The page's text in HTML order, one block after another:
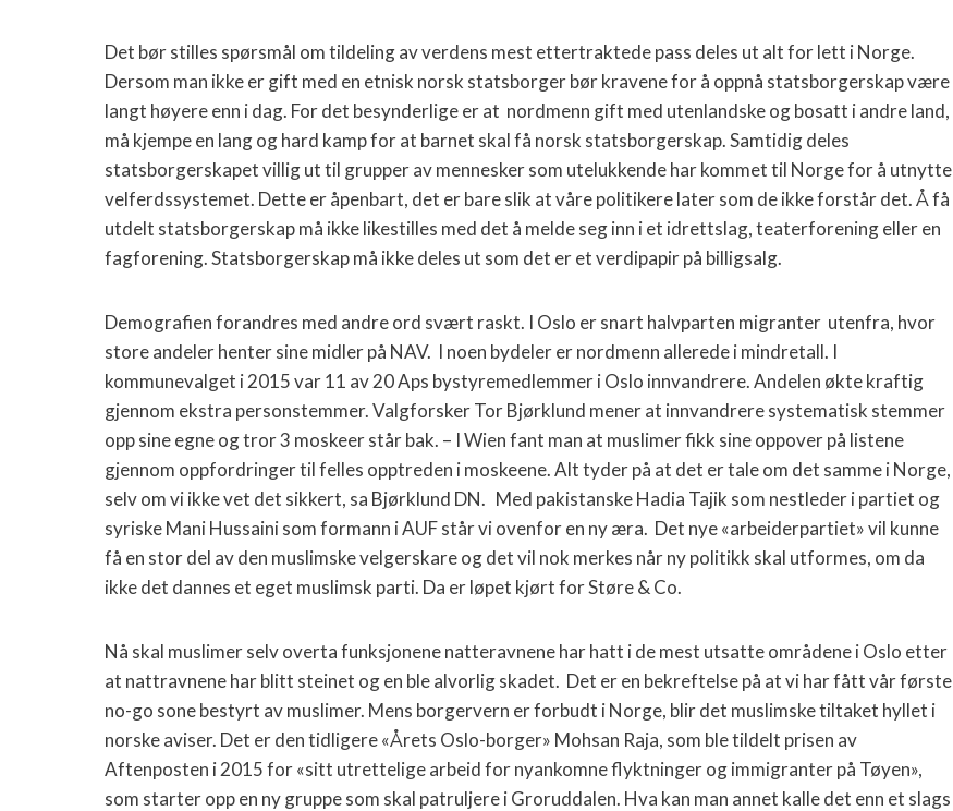
Det bør stilles spørsmål om tildeling av verdens mest ettertraktede pass deles ut alt for lett i Norge.
Dersom man ikke er gift med en etnisk norsk statsborger bør kravene for å oppnå statsborgerskap være
langt høyere enn i dag. For det besynderlige er at nordmenn gift med utenlandske og bosatt i andre land,
må kjempe en lang og hard kamp for at barnet skal få norsk statsborgerskap. Samtidig deles
statsborgerskapet villig ut til grupper av mennesker som utelukkende har kommet til Norge for å utnytte
velferdssystemet. Dette er åpenbart, det er bare slik at våre politikere later som de ikke forstår det. Å få
utdelt statsborgerskap må ikke likestilles med det å melde seg inn i et idrettslag, teaterforening eller en
fagforening. Statsborgerskap må ikke deles ut som det er et verdipapir på billigsalg.
Demografien forandres med andre ord svært raskt. I Oslo er snart halvparten migranter utenfra, hvor
store andeler henter sine midler på NAV. I noen bydeler er nordmenn allerede i mindretall. I
kommunevalget i 2015 var 11 av 20 Aps bystyremedlemmer i Oslo innvandrere. Andelen økte kraftig
gjennom ekstra personstemmer. Valgforsker Tor Bjørklund mener at innvandrere systematisk stemmer
opp sine egne og tror 3 moskeer står bak. – I Wien fant man at muslimer fikk sine oppover på listene
gjennom oppfordringer til felles opptreden i moskeene. Alt tyder på at det er tale om det samme i Norge,
selv om vi ikke vet det sikkert, sa Bjørklund DN. Med pakistanske Hadia Tajik som nestleder i partiet og
syriske Mani Hussaini som formann i AUF står vi ovenfor en ny æra. Det nye «arbeiderpartiet» vil kunne
få en stor del av den muslimske velgerskare og det vil nok merkes når ny politikk skal utformes, om da
ikke det dannes et eget muslimsk parti. Da er løpet kjørt for Støre & Co.
Nå skal muslimer selvoverta funksjonene natteravnene har hatt i de mest utsatte områdene i Oslo etter
at nattravnene har blitt steinet og en ble alvorlig skadet. Det er en bekreftelse på at vi har fått vår første
no-go sone bestyrt av muslimer. Mens borgervern er forbudt i Norge, blir det muslimske tiltaket hyllet i
norske aviser. Det er den tidligere «Årets Oslo-borger» Mohsan Raja, som ble tildelt prisen av
Aftenposten i 2015 for «sitt utrettelige arbeid for nyankomne flyktninger og immigranter på Tøyen»,
som starter opp en ny gruppe som skal patruljere i Groruddalen. Hva kan man annet kalle det enn et slags